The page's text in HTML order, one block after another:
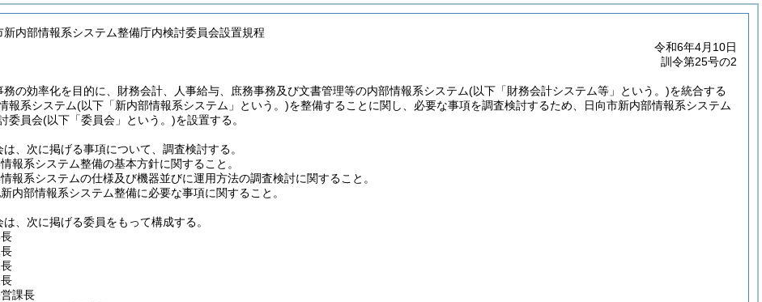
新内部情報系システム整備庁内検討委員会設置規程
令和6年4月10日
訓令第25号の2
務の効率化を目的に、財務会計、人事給与、庶務事務及び文書管理等の内部情報系システム(以下「財務会計システム等」という。)を統合する
報系システム(以下「新内部情報系システム」という。)を整備することに関し、必要な事項を調査検討するため、日向市新内部情報系システム
委員会(以下「委員会」という。)を設置する。
は、次に掲げる事項について、調査検討する。
報系システム整備の基本方針に関すること。
報系システムの仕様及び機器並びに運用方法の調査検討に関すること。
内部情報系システム整備に必要な事項に関すること。
は、次に掲げる委員をもって構成する。
課長